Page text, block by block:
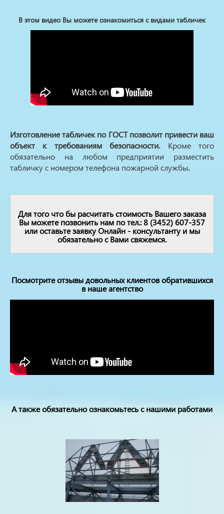
В этом видео Вы можете ознакомиться с видами табличек
Изготовление табличек по ГОСТ позволит привести ваш
объект к требованиям безопасности.Кроме того
обязательно на любом предприятии разместить
табличку с номером телефона пожарной службы.
Для того что бы расчитать стоимость Вашего заказа
Вы можете позвонить нам по тел.: 8 (3452) 607-357
или оставьте заявку Онлайн - консультанту и мы
обязательно с Вами свяжемся.
Посмотрите отзывы довольных клиентов обратившихся
в наше агентство
А также обязательно ознакомьтесь с нашими работами